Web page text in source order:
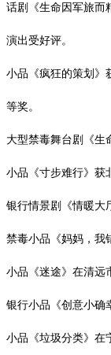
话剧《生命因军旅而
演出受好评。
小品《疯狂的策划》
等奖。
大型禁毒舞台剧《生
小品《寸步难行》获
银行情景剧《情暖大
禁毒小品《妈妈，我
小品《迷途》在清远
银行小品《创意小确
小品《垃圾分类》在